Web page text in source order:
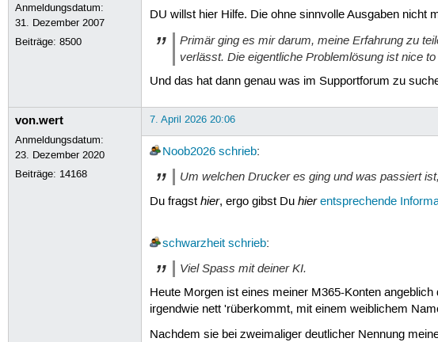
Anmeldungsdatum:
31. Dezember 2007
Beiträge:8500
DU willst hier Hilfe. Die ohne sinnvolle Ausgaben nicht
Primär ging es mir darum, meine Erfahrung zu
verlässt. Die eigentliche Problemlösung ist nice
Und das hat dann genau was im Supportforum zu
von.wert
Anmeldungsdatum:
23. Dezember 2020
Beiträge: 14168
7. April 2026 20:06
Noob2026 schrieb:
Um welchen Drucker es ging und was passiert
Du fragst hier, ergo gibst Du hier entsprechende
schwarzheit schrieb:
Viel Spass mit deiner KI.
Heute Morgen ist eines meiner M365-Konten
irgendwie nett 'rüberkommt, mit einem weiblichem
Nachdem sie bei zweimaliger deutlicher Nennung